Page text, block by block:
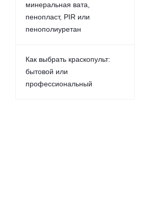
минеральная вата,
пенопласт, PIR или
пенополиуретан
Как выбрать краскопульт:
бытовой или
профессиональный